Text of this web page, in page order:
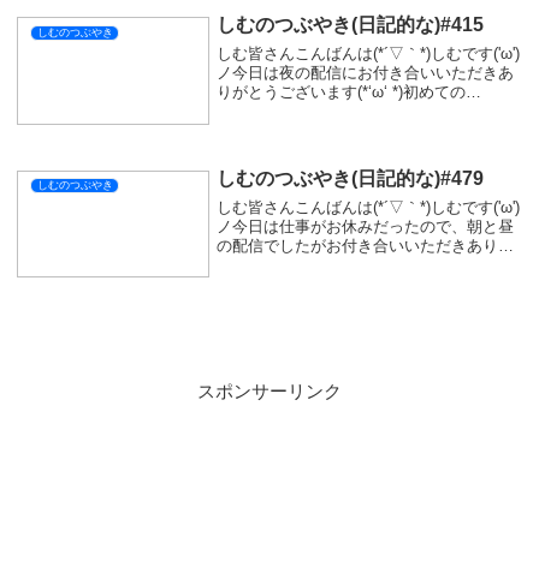
しむのつぶやき しむのつぶやき(日記的な)#415
しむ皆さんこんばんは(*´▽｀*)しむです('ω')
ノ今日は夜の配信にお付き合いいただきあ
りがとうございます(*‘ω‘ *)初めての
しむのつぶやき しむのつぶやき(日記的な)#479
しむ皆さんこんばんは(*´▽｀*)しむです('ω')
ノ今日は仕事がお休みだったので、朝と昼
の配信でしたがお付き合いいただきありが
スポンサーリンク